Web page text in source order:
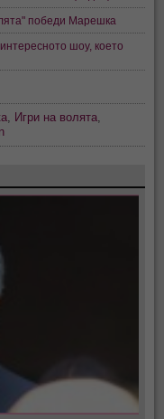
победи Марешка
шоу, което
Игри на волята